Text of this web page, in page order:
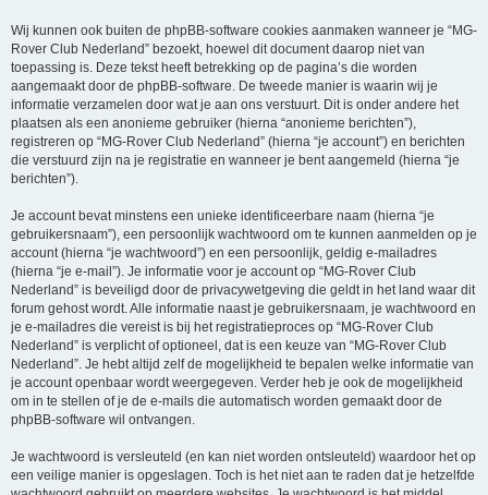
Wij kunnen ook buiten de phpBB-software cookies aanmaken wanneer je “MG-
Rover Club Nederland” bezoekt, hoewel dit document daarop niet van
toepassing is. Deze tekst heeft betrekking op de pagina’s die worden
aangemaakt door de phpBB-software. De tweede manier is waarin wij je
informatie verzamelen door wat je aan ons verstuurt. Dit is onder andere het
plaatsen als een anonieme gebruiker (hierna “anonieme berichten”),
registreren op “MG-Rover Club Nederland” (hierna “je account”) en berichten
die verstuurd zijn na je registratie en wanneer je bent aangemeld (hierna “je
berichten”).
Je account bevat minstens een unieke identificeerbare naam (hierna “je
gebruikersnaam”), een persoonlijk wachtwoord om te kunnen aanmelden op je
account (hierna “je wachtwoord”) en een persoonlijk, geldig e-mailadres
(hierna “je e-mail”). Je informatie voor je account op “MG-Rover Club
Nederland” is beveiligd door de privacywetgeving die geldt in het land waar dit
forum gehost wordt. Alle informatie naast je gebruikersnaam, je wachtwoord en
je e-mailadres die vereist is bij het registratieproces op “MG-Rover Club
Nederland” is verplicht of optioneel, dat is een keuze van “MG-Rover Club
Nederland”. Je hebt altijd zelf de mogelijkheid te bepalen welke informatie van
je account openbaar wordt weergegeven. Verder heb je ook de mogelijkheid
om in te stellen of je de e-mails die automatisch worden gemaakt door de
phpBB-software wil ontvangen.
Je wachtwoord is versleuteld (en kan niet worden ontsleuteld) waardoor het op
een veilige manier is opgeslagen. Toch is het niet aan te raden dat je hetzelfde